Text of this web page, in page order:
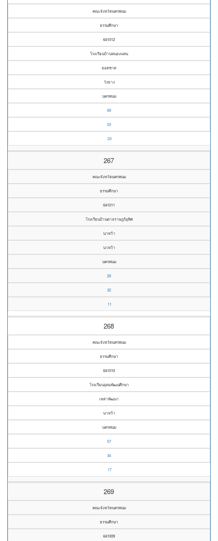
คณะจังหวัดนครพนม
ธรรมศึกษา
641012
โรงเรียนบ้านหนองแคน
ยอดชาด
วังยาง
นครพนม
69
23
23
267
คณะจังหวัดนครพนม
ธรรมศึกษา
641011
โรงเรียนบ้านตาลราษฎร์อุทิศ
นาหว้า
นาหว้า
นครพนม
28
32
11
268
คณะจังหวัดนครพนม
ธรรมศึกษา
641010
โรงเรียนอุดมพัฒนศึกษา
เหล่าพัฒนา
นาหว้า
นครพนม
57
34
17
269
คณะจังหวัดนครพนม
ธรรมศึกษา
641009